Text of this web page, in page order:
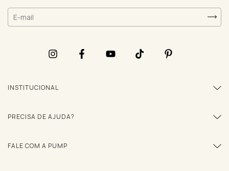
INSTITUCIONAL
PRECISA DE AJUDA?
FALE COM A PUMP